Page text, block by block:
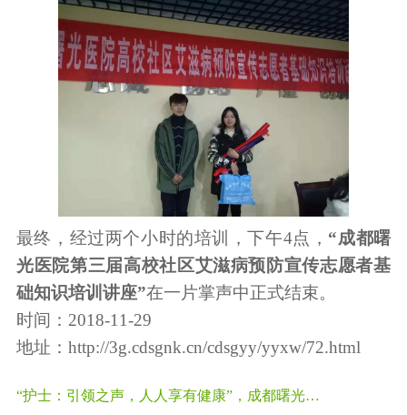
最终，经过两个小时的培训，下午4点， “成都曙
光医院第三届高校社区艾滋病预防宣传志愿者基
础知识培训讲座”在一片掌声中正式结束。​​​​
时间：2018-11-29
地址： http://3g.cdsgnk.cn/cdsgyy/yyxw/72.html
“护士：引领之声，人人享有健康”，成都曙光医院举行护士节庆祝活动